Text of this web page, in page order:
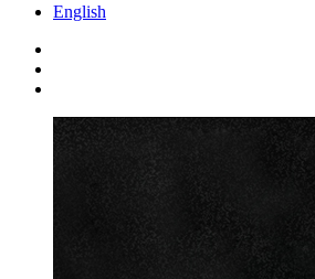
English